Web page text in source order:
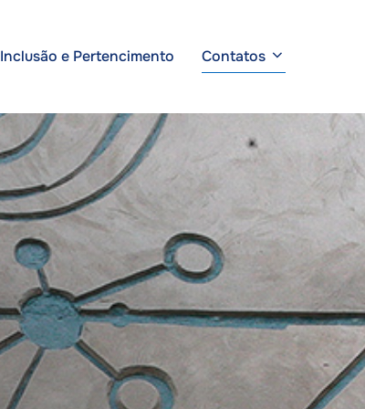
Inclusão e Pertencimento Contatos